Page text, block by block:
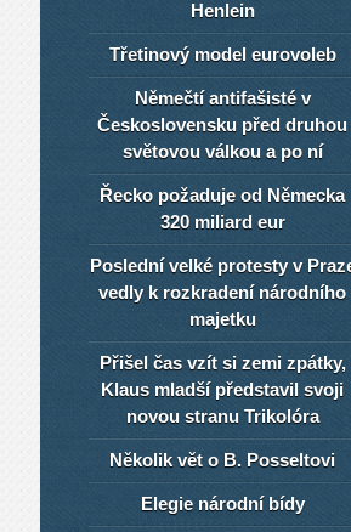
Henlein
Třetinový model eurovoleb
Němečtí antifašisté v
Československu před druhou
světovou válkou a po ní
Řecko požaduje od Německa
320 miliard eur
Poslední velké protesty v
vedly k rozkradení národního
majetku
Přišel čas vzít si zemi zpátky,
Klaus mladší představil svoji
novou stranu Trikolóra
Několik vět o B. Posseltovi
Elegie národní bídy